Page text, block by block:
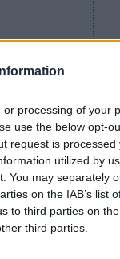
processing of your
use the below opt-
request is processed
utilized by
You may separately
on the IAB’s list
to third parties on the
third parties.
worden